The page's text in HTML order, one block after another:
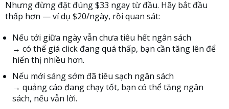
Nhưng đừng đặt đúng $33 ngay từ đầu. Hãy bắt đầu
thấp hơn — ví dụ $20/ngày, rồi quan sát:
Nếu tới giữa ngày vẫn chưa tiêu hết ngân sách
→ có thể giá click đang quá thấp, bạn cần tăng lên để
hiển thị nhiều hơn.
Nếu mới sáng sớm đã tiêu sạch ngân sách
→ quảng cáo đang chạy tốt, bạn có thể tăng ngân
sách, nếu vẫn lời.